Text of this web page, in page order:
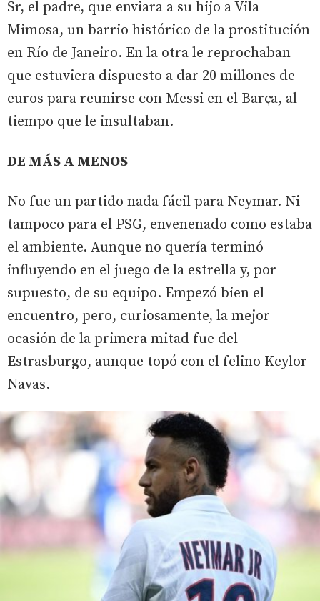
Sr, el padre, que enviara a su hijo a Vila
Mimosa, un barrio histórico de la prostitución
en Río de Janeiro. En la otra le reprochaban
que estuviera dispuesto a dar 20 millones de
euros para reunirse con Messi en el Barça, al
tiempo que le insultaban.
DE MÁS A MENOS
No fue un partido nada fácil para Neymar. Ni
tampoco para el PSG, envenenado como estaba
el ambiente. Aunque no quería terminó
influyendo en el juego de la estrella y, por
supuesto, de su equipo. Empezó bien el
encuentro, pero, curiosamente, la mejor
ocasión de la primera mitad fue del
Estrasburgo, aunque topó con el felino Keylor
Navas.